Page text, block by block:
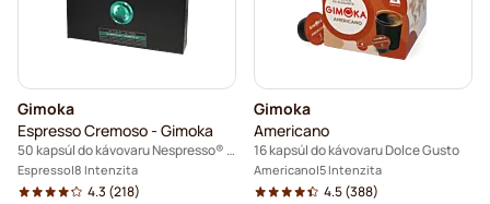
Gimoka
Espresso Cremoso - Gimoka
50 kapsúl do kávovaru Nespresso® Pro
Espresso 8 Intenzita
4.3 (218)
Gimoka
Americano
16 kapsúl do kávovaru Dolce Gusto
Americano 5 Intenzita
4.5(388)